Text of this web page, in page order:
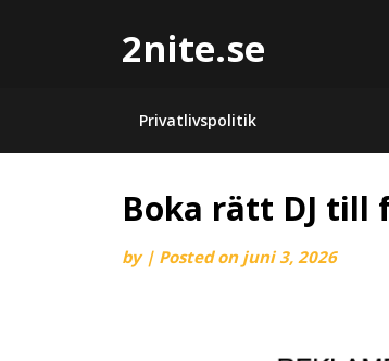
2nite.se
Privatlivspolitik
Boka rätt DJ till
by | Posted on juni 3, 2026